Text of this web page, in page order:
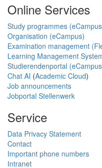
Online Services
Study programmes
Organisation (eCampus)
Examination management
Learning Management
Studierendenportal
Chat AI (Academic Cloud)
Job announcements
Jobportal Stellenwerk
Service
Data Privacy Statement
Contact
Important phone numbers
Intranet